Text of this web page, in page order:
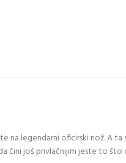
na legendarni oficirski nož. A ta
čini još privlačnijim jeste to što